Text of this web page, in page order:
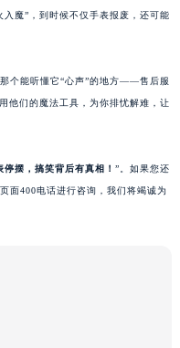
魔”，到时候不仅手表报废，还可能
个能听懂它“心声”的地方——售后服
他们的魔法工具，为你排忧解难，让
停摆，搞笑背后有真相！ ”。如果您还
面400电话进行咨询，我们将竭诚为